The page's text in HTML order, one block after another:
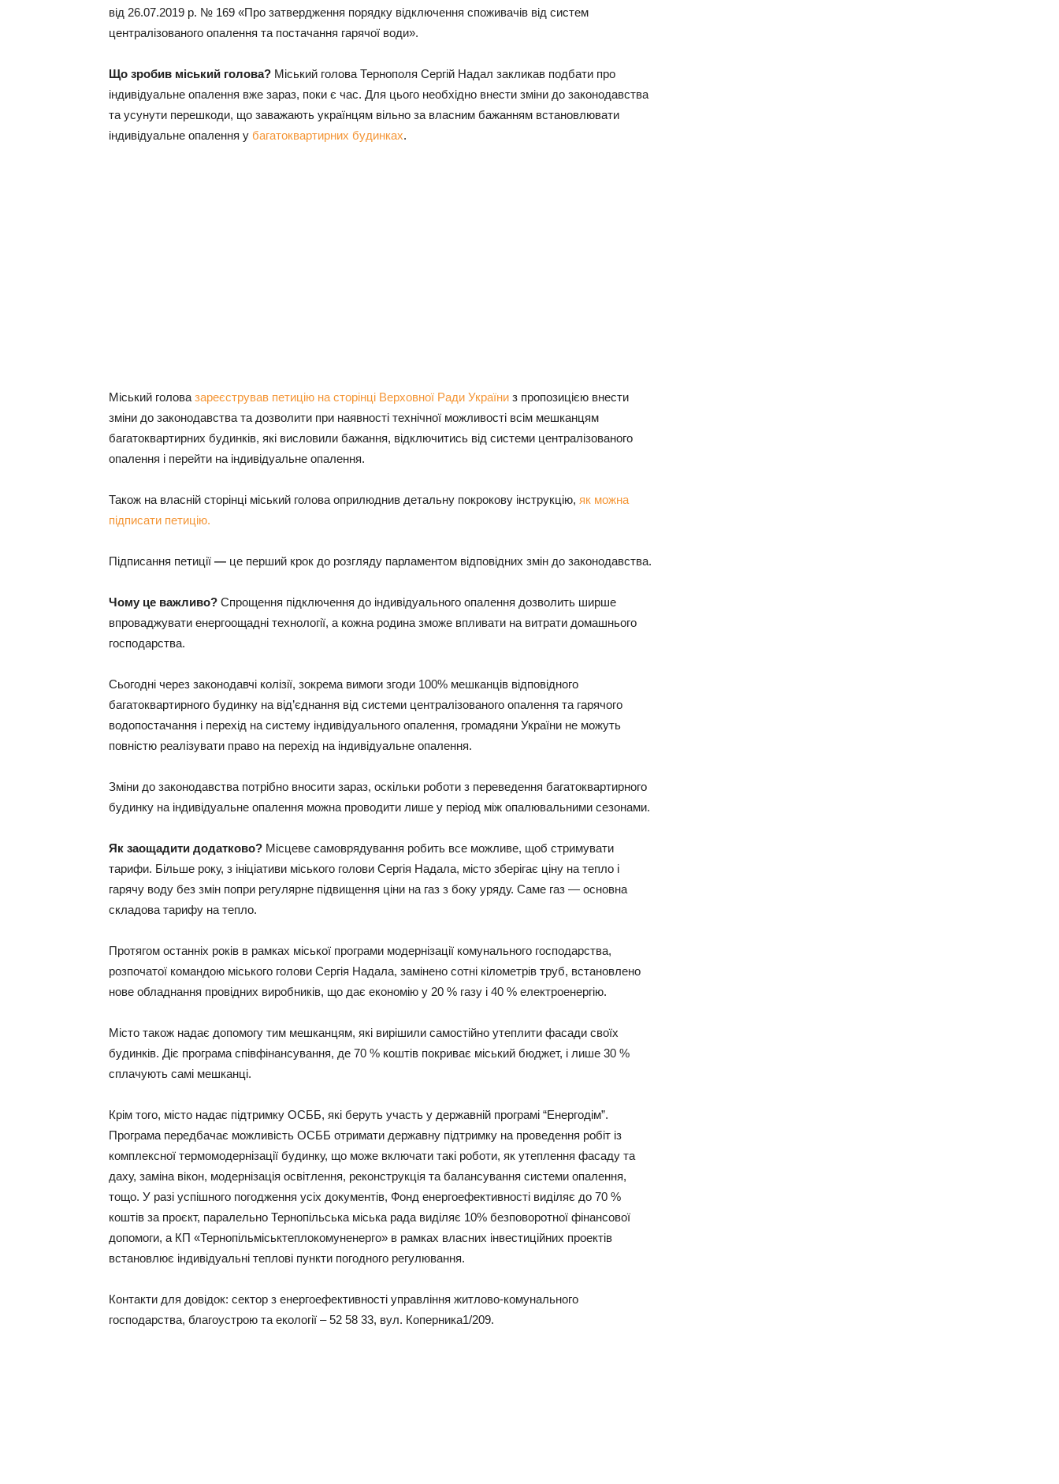
від 26.07.2019 р. № 169 «Про затвердження порядку відключення споживачів від систем
централізованого опалення та постачання гарячої води».
Що зробив міський голова? Міський голова Тернополя Сергій Надал закликав подбати про
індивідуальне опалення вже зараз, поки є час. Для цього необхідно внести зміни до законодавства
та усунути перешкоди, що заважають українцям вільно за власним бажанням встановлювати
індивідуальне опалення у багатоквартирних будинках.
Міський голова зареєстрував петицію на сторінці Верховної Ради України з пропозицією внести
зміни до законодавства та дозволити при наявності технічної можливості всім мешканцям
багатоквартирних будинків, які висловили бажання, відключитись від системи централізованого
опалення і перейти на індивідуальне опалення.
Також на власній сторінці міський голова оприлюднив детальну покрокову інструкцію, як можна
підписати петицію.
Підписання петиції — це перший крок до розгляду парламентом відповідних змін до законодавства.
Чому це важливо? Спрощення підключення до індивідуального опалення дозволить ширше
впроваджувати енергоощадні технології, а кожна родина зможе впливати на витрати домашнього
господарства.
Сьогодні через законодавчі колізії, зокрема вимоги згоди 100% мешканців відповідного
багатоквартирного будинку на від’єднання від системи централізованого опалення та гарячого
водопостачання і перехід на систему індивідуального опалення, громадяни України не можуть
повністю реалізувати право на перехід на індивідуальне опалення.
Зміни до законодавства потрібно вносити зараз, оскільки роботи з переведення багатоквартирного
будинку на індивідуальне опалення можна проводити лише у період між опалювальними сезонами.
Як заощадити додатково? Місцеве самоврядування робить все можливе, щоб стримувати
тарифи. Більше року, з ініціативи міського голови Сергія Надала, місто зберігає ціну на тепло і
гарячу воду без змін попри регулярне підвищення ціни на газ з боку уряду. Саме газ — основна
складова тарифу на тепло.
Протягом останніх років в рамках міської програми модернізації комунального господарства,
розпочатої командою міського голови Сергія Надала, замінено сотні кілометрів труб, встановлено
нове обладнання провідних виробників, що дає економію у 20 % газу і 40 % електроенергію.
Місто також надає допомогу тим мешканцям, які вирішили самостійно утеплити фасади своїх
будинків. Діє програма співфінансування, де 70 % коштів покриває міський бюджет, і лише 30 %
сплачують самі мешканці.
Крім того, місто надає підтримку ОСББ, які беруть участь у державній програмі “Енергодім”.
Програма передбачає можливість ОСББ отримати державну підтримку на проведення робіт із
комплексної термомодернізації будинку, що може включати такі роботи, як утеплення фасаду та
даху, заміна вікон, модернізація освітлення, реконструкція та балансування системи опалення,
тощо. У разі успішного погодження усіх документів, Фонд енергоефективності виділяє до 70 %
коштів за проєкт, паралельно Тернопільська міська рада виділяє 10% безповоротної фінансової
допомоги, а КП «Тернопільміськтеплокомуненерго» в рамках власних інвестиційних проектів
встановлює індивідуальні теплові пункти погодного регулювання.
Контакти для довідок: сектор з енергоефективності управління житлово-комунального
господарства, благоустрою та екології – 52 58 33, вул. Коперника1/209.